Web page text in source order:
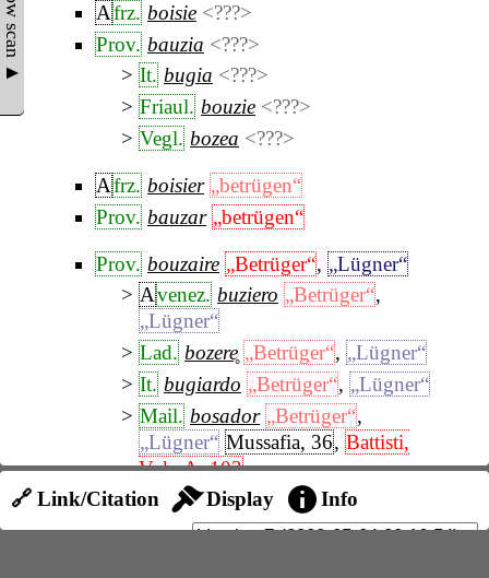
Show scan ▲ Afrz. boisie <???>
Prov. bauzia <???>
It. bugia <???>
Friaul. bouzie <???>
Vegl. bozea <???>
Afrz. boisier „betrügen“
Prov. bauzar „betrügen“
Prov. bouzaire „Betrüger“, „Lügner“
Avenez. buziero „Betrüger“,
„Lügner“
Lad. bozere̥ „Betrüger“, „Lügner“
It. bugiardo „Betrüger“, „Lügner“
Mail. bosador „Betrüger“,
„Lügner“ Mussafia, 36, Battisti,
Vok. A, 103
Kors. buǧardu „Kalender“
🔗 Link/Citation Display Info